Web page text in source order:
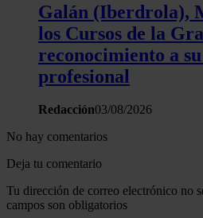
Galán (Iberdrola),
los Cursos de la
reconocimiento a
profesional
Redacción03/08/2026
No hay comentarios
Deja tu comentario
Tu dirección de correo electrónico no
campos son obligatorios